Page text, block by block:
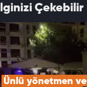
İlginizi Çekebilir
Ünlü yönetmen ve